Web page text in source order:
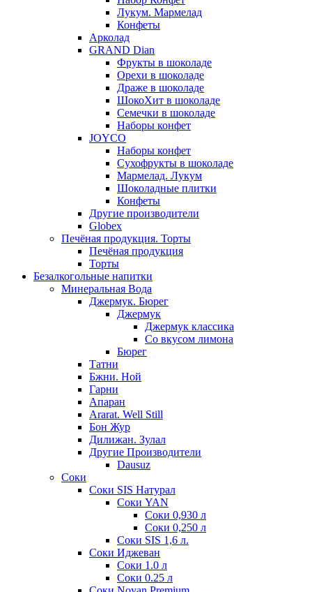
Лукум. Мармелад
Конфеты
Арколад
GRAND Dian
Фрукты в шоколаде
Орехи в шоколаде
Драже в шоколаде
ШокоХит в шоколаде
Семечки в шоколаде
Наборы конфет
JOYCO
Наборы конфет
Сухофрукты в шоколаде
Мармелад. Лукум
Шоколадные плитки
Конфеты
Другие производители
Globex
Печёная продукция. Торты
Печёная продукция
Торты
Безалкогольные напитки
Минеральная Вода
Джермук. Бюрег
Джермук
Джермук классика
Со вкусом лимона
Бюрег
Татни
Бжни. Ной
Гарни
Апаран
Ararat. Well Still
Бон Жур
Дилижан. Зулал
Другие Производители
Dausuz
Соки
Соки SIS Натурал
Соки YAN
Соки 0,930 л
Соки 0,250 л
Соки SIS 1,6 л.
Соки Иджеван
Соки 1.0 л
Соки 0.25 л